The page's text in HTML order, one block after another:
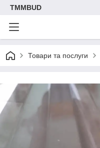
TMMBUD
Товари та послуги